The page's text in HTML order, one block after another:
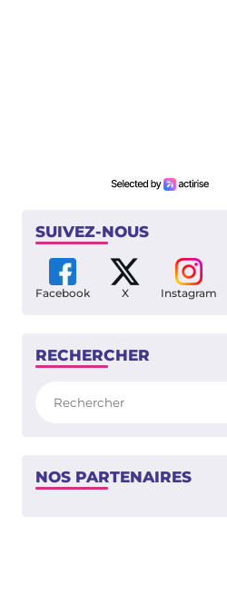
SUIVEZ-NOUS
Facebook X Instagram
RECHERCHER
NOS PARTENAIRES